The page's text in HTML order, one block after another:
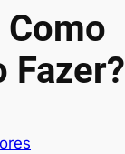
Como
Fazer?